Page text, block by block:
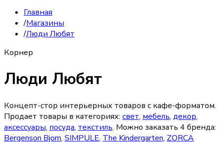
Главная
/Магазины
/Люди Любят
Корнер
Люди Любят
Концепт-стор интерьерных товаров с кафе-форматом.
Продает товары в категориях: свет, мебель, декор,
аксессуары, посуда, текстиль. Можно заказать 4 бренда:
Bergenson Bjorn, SIMPULE, The Kindergarten, ZORCA